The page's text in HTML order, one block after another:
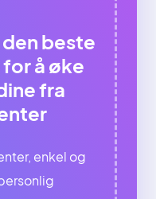
beste
å øke
fra
enkel og